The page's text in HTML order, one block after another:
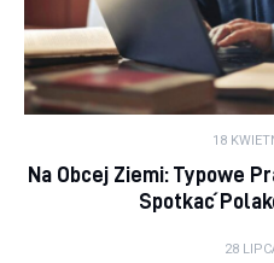
18
Na Obcej Ziemi: Typowe
Spotkać
28